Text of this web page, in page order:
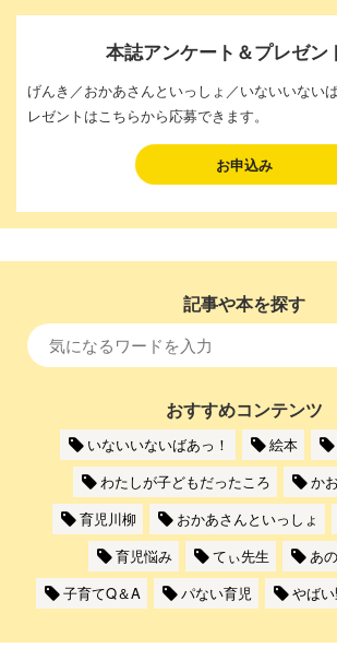
本誌アンケート＆プレゼン
げんき／おかあさんといっしょ／いないいない
レゼントはこちらから応募できます。
お申込み
記事や本を探す
おすすめコンテンツ
いないいないばあっ！ 絵本
わたしが子どもだったころ
か
育児川柳
おかあさんといっしょ
育児悩み
てぃ先生
あ
子育てQ＆A
パない育児 やば